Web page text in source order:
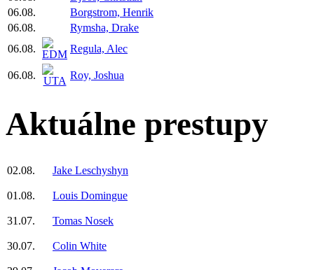
06.08.
Borgstrom, Henrik
06.08.
Rymsha, Drake
06.08.
Regula, Alec
06.08. Roy, Joshua
Aktuálne prestupy
02.08. Jake Leschyshyn
01.08. Louis Domingue
31.07. Tomas Nosek
30.07. Colin White